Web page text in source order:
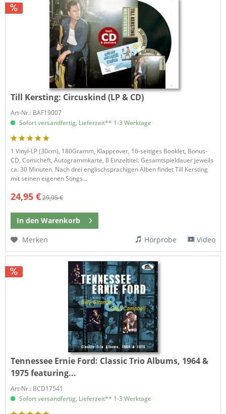
Till Kersting: Circuskind (LP & CD)
Art-Nr.: BAF19007
Sofort versandfertig, Lieferzeit** 1-3 Werktage
1 Vinyl-LP (30cm), 180Gramm, Klappcover, 16-seitiges Booklet, Bonus-
CD, Comicheft, Autogrammkarte, 8 Einzeltitel. Gesamtspieldauer jeweils
ca. 30 Minuten. Nach drei englischsprachigen Alben findet Till Kersting
mit seinen eigenen Songs...
24,95 €29,95 €
In den Warenkorb
Merken
Hörprobe Video
Tennessee Ernie Ford: Classic Trio Albums, 1964 &
1975 featuring...
Art-Nr.: BCD17541
Sofort versandfertig, Lieferzeit** 1-3 Werktage